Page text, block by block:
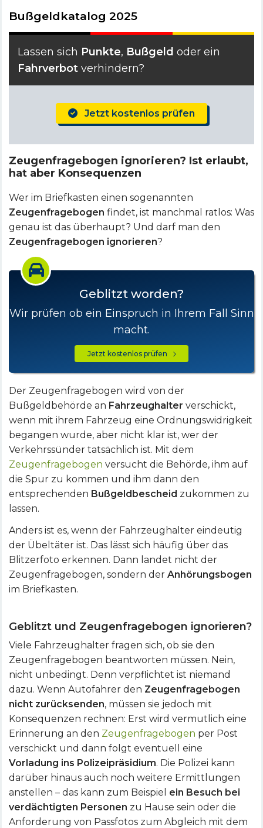
Bußgeldkatalog 2025
Lassen sich Punkte, Bußgeld oder ein
Fahrverbot verhindern?
Jetzt kostenlos prüfen
Zeugenfragebogen ignorieren? Ist erlaubt,
hat aber Konsequenzen
Wer im Briefkasten einen sogenannten
Zeugenfragebogen findet, ist manchmal ratlos: Was
genau ist das überhaupt? Und darf man den
Zeugenfragebogen ignorieren?
Geblitzt worden?
Wir prüfen ob ein Einspruch in Ihrem Fall Sinn
macht.
Jetzt kostenlos prüfen
Der Zeugenfragebogen wird von der
Bußgeldbehörde an Fahrzeughalter verschickt,
wenn mit ihrem Fahrzeug eine Ordnungswidrigkeit
begangen wurde, aber nicht klar ist, wer der
Verkehrssünder tatsächlich ist. Mit dem
Zeugenfragebogen versucht die Behörde, ihm auf
die Spur zu kommen und ihm dann den
entsprechenden Bußgeldbescheid zukommen zu
lassen.
Anders ist es, wenn der Fahrzeughalter eindeutig
der Übeltäter ist. Das lässt sich häufig über das
Blitzerfoto erkennen. Dann landet nicht der
Zeugenfragebogen, sondern der Anhörungsbogen
im Briefkasten.
Geblitzt und Zeugenfragebogen ignorieren?
Viele Fahrzeughalter fragen sich, ob sie den
Zeugenfragebogen beantworten müssen. Nein,
nicht unbedingt. Denn verpflichtet ist niemand
dazu. Wenn Autofahrer den Zeugenfragebogen
nicht zurücksenden, müssen sie jedoch mit
Konsequenzen rechnen: Erst wird vermutlich eine
Erinnerung an den Zeugenfragebogen per Post
verschickt und dann folgt eventuell eine
Vorladung ins Polizeipräsidium. Die Polizei kann
darüber hinaus auch noch weitere Ermittlungen
anstellen – das kann zum Beispiel ein Besuch bei
verdächtigten Personen zu Hause sein oder die
Anforderung von Passfotos zum Abgleich mit dem